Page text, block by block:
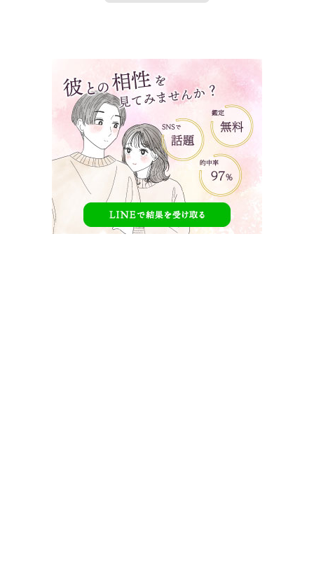
タップで見たい内容へ移動